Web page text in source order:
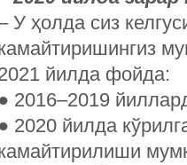
У ҳолда сиз
йилда фойда:
● 2016–2019
● 2020 йилда